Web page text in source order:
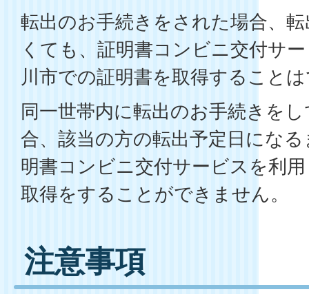
転出のお手続きをされた場合、
くても、証明書コンビニ交付サ
川市での証明書を取得すること
同一世帯内に転出のお手続きを
合、該当の方の転出予定日にな
明書コンビニ交付サービスを利
取得をすることができません。
注意事項